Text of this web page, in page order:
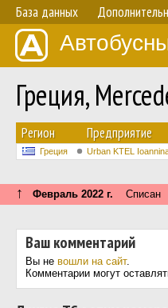
База данных
Греция,
Регион Предприятие
Греция Urban KTEL
↑ Февраль 2022 г. Списан
Ваш комментарий
Вы не вошли на сайт.
Комментарии могут